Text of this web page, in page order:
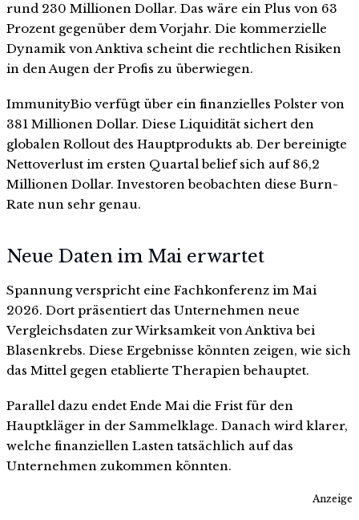
rund 230 Millionen Dollar. Das wäre ein Plus von 63
Prozent gegenüber dem Vorjahr. Die kommerzielle
Dynamik von Anktiva scheint die rechtlichen Risiken
in den Augen der Profis zu überwiegen.
ImmunityBio verfügt über ein finanzielles Polster von
381 Millionen Dollar. Diese Liquidität sichert den
globalen Rollout des Hauptprodukts ab. Der bereinigte
Nettoverlust im ersten Quartal belief sich auf 86,2
Millionen Dollar. Investoren beobachten diese Burn-
Rate nun sehr genau.
Neue Daten im Mai erwartet
Spannung verspricht eine Fachkonferenz im Mai
2026. Dort präsentiert das Unternehmen neue
Vergleichsdaten zur Wirksamkeit von Anktiva bei
Blasenkrebs. Diese Ergebnisse könnten zeigen, wie sich
das Mittel gegen etablierte Therapien behauptet.
Parallel dazu endet Ende Mai die Frist für den
Hauptkläger in der Sammelklage. Danach wird klarer,
welche finanziellen Lasten tatsächlich auf das
Unternehmen zukommen könnten.
Anzeige